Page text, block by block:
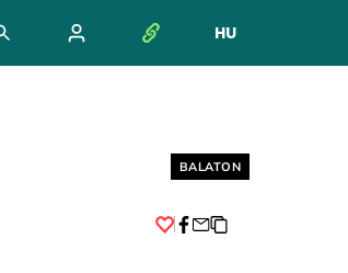
HU
NYELV
Helyszín címkék:
BALATON